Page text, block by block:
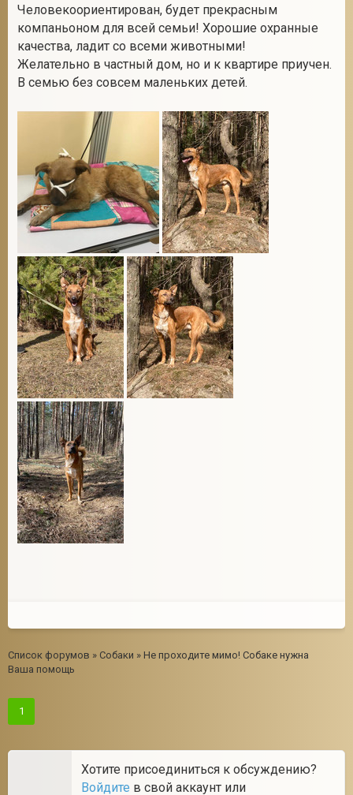
Человекоориентирован, будет прекрасным
компаньоном для всей семьи! Хорошие охранные
качества, ладит со всеми животными!
Желательно в частный дом, но и к квартире приучен.
В семью без совсем маленьких детей.
Список форумов » Собаки » Не проходите мимо! Собаке нужна
Ваша помощь
1
Хотите присоединиться к обсуждению?
Войдите в свой аккаунт или